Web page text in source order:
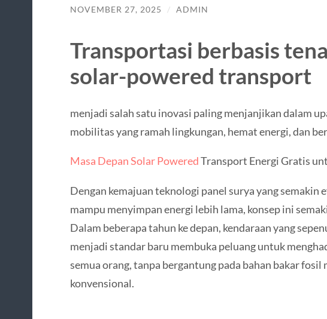
NOVEMBER 27, 2025 / ADMIN
Transportasi berbasis
solar-powered transport
menjadi salah satu inovasi paling menjanjikan dalam
mobilitas yang ramah lingkungan, hemat energi, dan
Masa Depan Solar PoweredTransport Energi Gratis
Dengan kemajuan teknologi panel surya yang semakin
mampu menyimpan energi lebih lama, konsep ini
Dalam beberapa tahun ke depan, kendaraan yang
menjadi standar baru membuka peluang untuk
semua orang, tanpa bergantung pada bahan bakar
konvensional.